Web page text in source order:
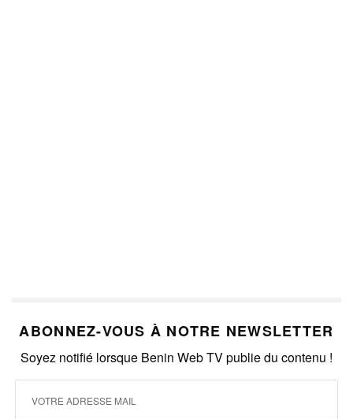
ABONNEZ-VOUS À NOTRE NEWSLETTER
Soyez notifié lorsque Benin Web TV publie du contenu !